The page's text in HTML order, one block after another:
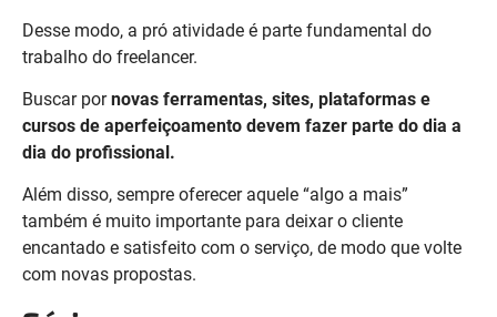
Desse modo, a pró atividade é parte fundamental do
trabalho do freelancer.
Buscar pornovas ferramentas, sites, plataformas e
cursos de aperfeiçoamento devem fazer parte do dia a
dia do profissional.
Além disso, sempre oferecer aquele “algo a mais”
também é muito importante para deixar o cliente
encantado e satisfeito com o serviço, de modo que volte
com novas propostas.